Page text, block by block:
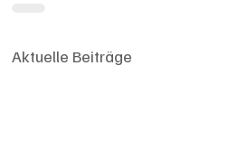
Aktuelle Beiträge